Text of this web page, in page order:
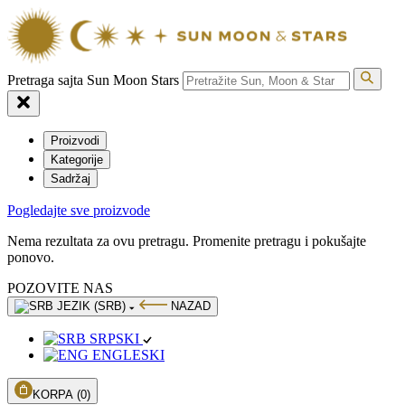
Pretraga sajta Sun Moon Stars
Proizvodi
Kategorije
Sadržaj
Pogledajte sve proizvode
Nema rezultata za ovu pretragu. Promenite pretragu i pokušajte
ponovo.
POZOVITE NAS
JEZIK (SRB) NAZAD
SRPSKI
ENGLESKI
KORPA (0)